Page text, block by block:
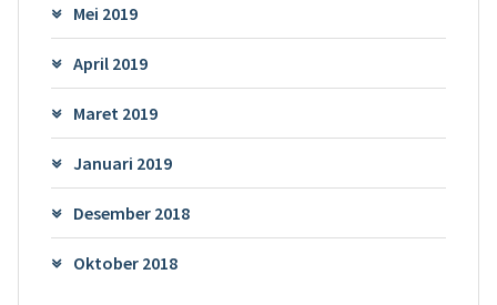
Mei 2019
April 2019
Maret 2019
Januari 2019
Desember 2018
Oktober 2018